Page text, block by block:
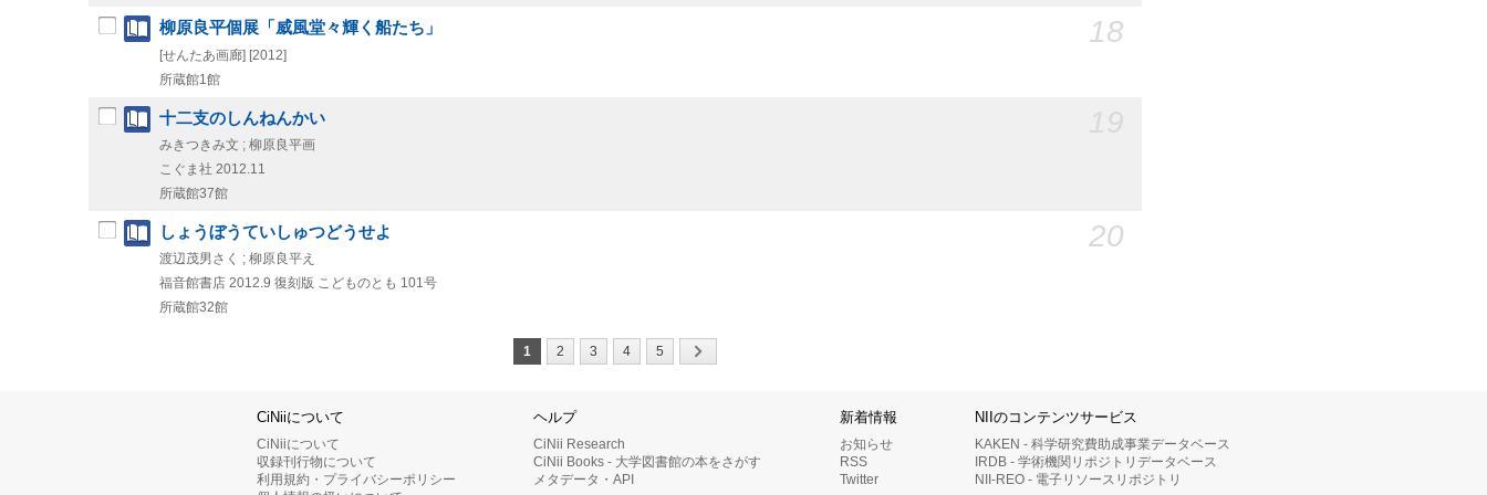
18
柳原良平個展「威風堂々輝く船たち」
[せんたあ画廊] [2012]
所蔵館1館
十二支のしんねんかい
みきつきみ文 ; 柳原良平画
こぐま社 2012.11
所蔵館37館
20
しょうぼうていしゅつどうせよ
渡辺茂男さく ; 柳原良平え
福音館書店 2012.9 復刻版 こどものとも 101号
所蔵館32館
1 2 3 4 5
CiNiiについて
CiNiiについて
収録刊行物について
利用規約・プライバシーポリシー
ヘルプ
CiNii Research
CiNii Books - 大学図書館の本をさがす
メタデータ・API
新着情報
お知らせ
RSS
Twitter
NIIのコンテンツサービス
KAKEN - 科学研究費助成事業データベース
IRDB - 学術機関リポジトリデータベース
NII-REO - 電子リソースリポジトリ